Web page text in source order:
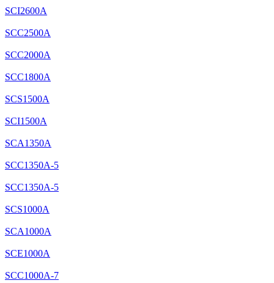
SCI2600A
SCC2500A
SCC2000A
SCC1800A
SCS1500A
SCI1500A
SCA1350A
SCC1350A-5
SCC1350A-5
SCS1000A
SCA1000A
SCE1000A
SCC1000A-7